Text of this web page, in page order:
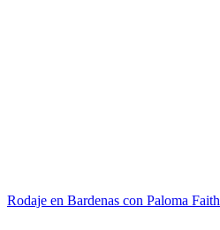
Rodaje en Bardenas con Paloma Faith